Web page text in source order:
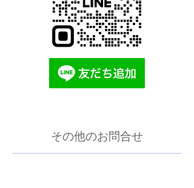
​その他のお問合せ